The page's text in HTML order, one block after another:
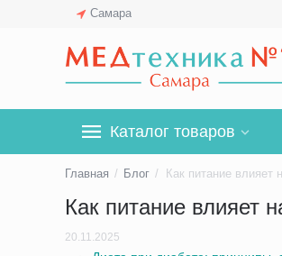
Самара
Каталог товаров
Главная / Блог /
Как питание влияет
20.11.2025